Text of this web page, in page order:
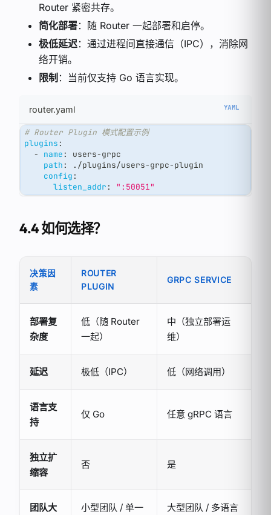
Router 紧密共存。
简化部署：随 Router 一起部署和启停。
极低延迟：通过进程间直接通信（IPC），消除网
络开销。
限制 ：当前仅支持 Go 语言实现。
router.yaml
# Router Plugin 模式配置示例
plugins :
-
name : users-grpc
path : ./plugins/users-grpc-plugin
config :
listen_addr : ":50051"
4.4 如何选择？
决策因
素
ROUTER
PLUGIN
GRPC SERVICE
部署复
杂度
低（随 Router
一起）
中（独立部署运
维）
延迟 极低（IPC） 低（网络调用）
语言支
持
仅 Go 任意 gRPC 语言
独立扩
缩容
否 是
团队大 小型团队 / 单一 大型团队 / 多语言